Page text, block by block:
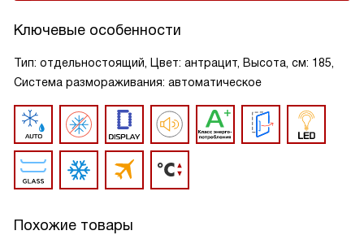
Ключевые особенности
Тип: отдельностоящий, Цвет: антрацит, Высота, см: 185,
Система размораживания: автоматическое
Похожие товары